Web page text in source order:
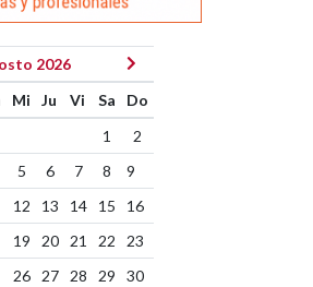
2026
Mi Ju Vi Sa
Do
1
2
5 6 7 8
9
12 13 14 15
16
19 20 21 22
23
26 27 28 29
30